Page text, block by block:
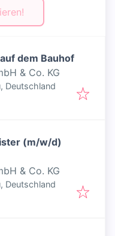
dem Bauhof
& Co. KG
Deutschland
(m/w/d)
& Co. KG
Deutschland